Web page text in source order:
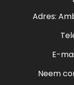
Adres:
E-
Neem